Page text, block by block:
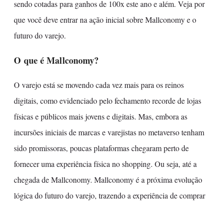
sendo cotadas para ganhos de 100x este ano e além. Veja por
que você deve entrar na ação inicial sobre Mallconomy e o
futuro do varejo.
O que é Mallconomy?
O varejo está se movendo cada vez mais para os reinos
digitais, como evidenciado pelo fechamento recorde de lojas
físicas e públicos mais jovens e digitais. Mas, embora as
incursões iniciais de marcas e varejistas no metaverso tenham
sido promissoras, poucas plataformas chegaram perto de
fornecer uma experiência física no shopping. Ou seja, até a
chegada de Mallconomy. Mallconomy é a próxima evolução
lógica do futuro do varejo, trazendo a experiência de comprar